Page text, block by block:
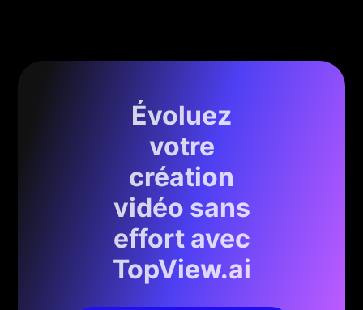
Évoluez
votre
création
vidéo sans
effort avec
TopView.ai